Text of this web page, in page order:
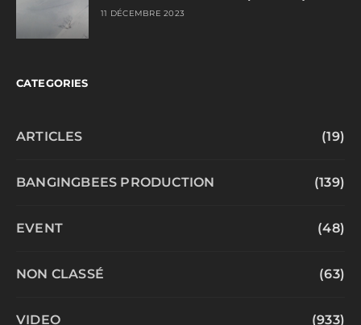
11 DÉCEMBRE 2023
CATEGORIES
ARTICLES (19)
BANGINGBEES PRODUCTION (139)
EVENT (48)
NON CLASSÉ (63)
VIDEO (933)